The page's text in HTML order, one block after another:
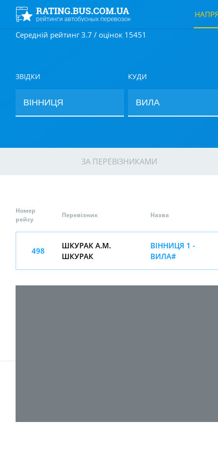
Середній рейтинг 3.7 / оцінок 15451
ЗВІДКИ КУДИ
ЗА ПЕРЕВІЗНИКАМИ
Номер
рейсу
Перевізник Назва
498
ШКУРАК А.М.
ШКУРАК
ВІННИЦЯ 1 -
ВИЛА#